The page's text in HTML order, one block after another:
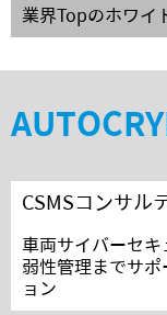
業界Topのホワイ
CSMSコンサル
車両サイバーセ
弱性管理までサ
ョン